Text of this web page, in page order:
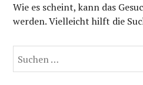
Wie es scheint, kann das
werden. Vielleicht hilft die
nach: